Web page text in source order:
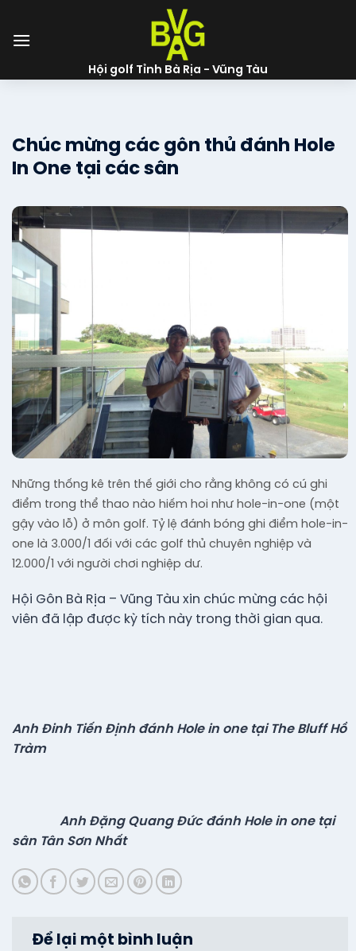
content
Hội golf Tỉnh Bà Rịa - Vũng Tàu
Chúc mừng các gôn thủ đánh Hole
In One tại các sân
Những thống kê trên thế giới cho rằng không có cú ghi
điểm trong thể thao nào hiếm hoi như hole-in-one (một
gậy vào lỗ) ở môn golf. Tỷ lệ đánh bóng ghi điểm hole-in-
one là 3.000/1 đối với các golf thủ chuyên nghiệp và
12.000/1 với người chơi nghiệp dư.
Hội Gôn Bà Rịa – Vũng Tàu xin chúc mừng các hội
viên đã lập được kỳ tích này trong thời gian qua.
Anh Đinh Tiến Định đánh Hole in one tại The Bluff Hồ
Tràm
Anh Đặng Quang Đức đánh Hole in one tại
sân Tân Sơn Nhất
Để lại một bình luận